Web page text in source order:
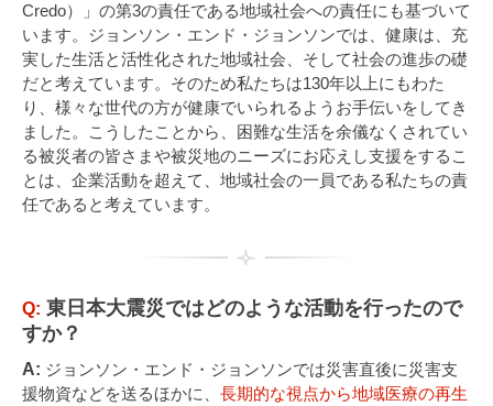
Credo）」の第3の責任である地域社会への責任にも基づいて
います。ジョンソン・エンド・ジョンソンでは、健康は、充
実した生活と活性化された地域社会、そして社会の進歩の礎
だと考えています。そのため私たちは130年以上にもわた
り、様々な世代の方が健康でいられるようお手伝いをしてき
ました。こうしたことから、困難な生活を余儀なくされてい
る被災者の皆さまや被災地のニーズにお応えし支援をするこ
とは、企業活動を超えて、地域社会の一員である私たちの責
任であると考えています。
Q: 東日本大震災ではどのような活動を行ったので
すか？
A: ジョンソン・エンド・ジョンソンでは災害直後に災害支
援物資などを送るほかに、 長期的な視点から地域医療の再生